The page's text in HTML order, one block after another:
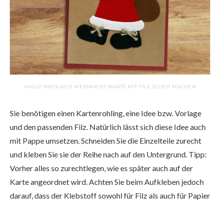
HALLO NIKOLAUS! WEIHNACHTSKARTE MIT FILZ SELBST MACHEN
Sie benötigen einen Kartenrohling, eine Idee bzw. Vorlage
und den passenden Filz. Natürlich lässt sich diese Idee auch
mit Pappe umsetzen. Schneiden Sie die Einzelteile zurecht
und kleben Sie sie der Reihe nach auf den Untergrund. Tipp:
Vorher alles so zurechtlegen, wie es später auch auf der
Karte angeordnet wird. Achten Sie beim Aufkleben jedoch
darauf, dass der Klebstoff sowohl für Filz als auch für Papier